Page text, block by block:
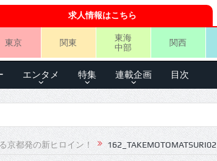
求人情報はこちら
東京 関東
東海
中部
関西
エンタメ 特集 連載企画 目次
都発の新ヒロイン！ 162_TAKEMOTOMATSURI02